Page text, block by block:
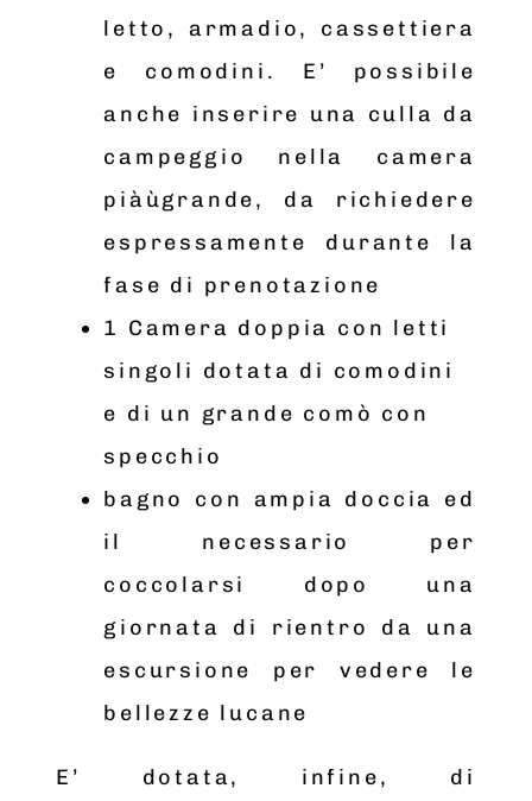
letto, armadio, cassettiera
e comodini. E’ possibile
anche inserire una culla da
campeggio nella camera
piàùgrande, da richiedere
espressamente durante la
fase di prenotazione
1 Camera doppia con letti
singoli dotata di comodini
e di un grande comò con
specchio
bagno con ampia doccia ed
il necessario per
coccolarsi dopo una
giornata di rientro da una
escursione per vedere le
bellezze lucane
E’ dotata, infine, di